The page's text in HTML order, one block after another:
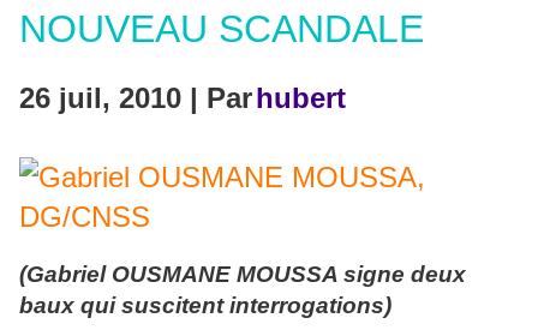
NOUVEAU SCANDALE
26 juil, 2010 | Parhubert
(Gabriel OUSMANE MOUSSA signe deux
baux qui suscitent interrogations)